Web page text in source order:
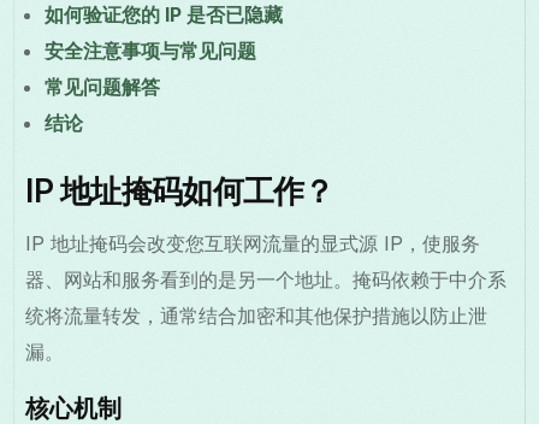
如何验证您的 IP 是否已隐藏
安全注意事项与常见问题
常见问题解答
结论
IP 地址掩码如何工作？
IP 地址掩码会改变您互联网流量的显式源 IP，使服务
器、网站和服务看到的是另一个地址。掩码依赖于中介系
统将流量转发，通常结合加密和其他保护措施以防止泄
漏。
核心机制